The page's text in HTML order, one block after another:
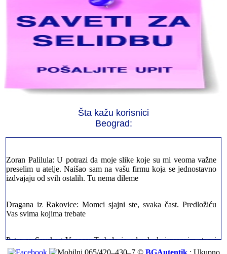
Šta kažu korisnici
Beograd:
Jelena sa Čukarice: Mogu da pohvalim sve radnike u firmi jer su
stvarno profesionalni. Iselili su moje stvari veoma pažljivo
Milica iz Novog Beograda: Zahvaljujuću vašoj firmi. Istog dana
sam preselila sve stvari u moj novi stan. Hvala Vam puno
preselim u atelje. Naišao sam na vašu firmu koja se jednostavno
izdvajaju od svih ostalih. Tu nema dileme
Vas svima kojima trebate
prebacim stvari u drugi. Pozvao sam vašu firmu. Ja ljudi ne znam
šta bi radio sada da ne postojite, Hvala Vam